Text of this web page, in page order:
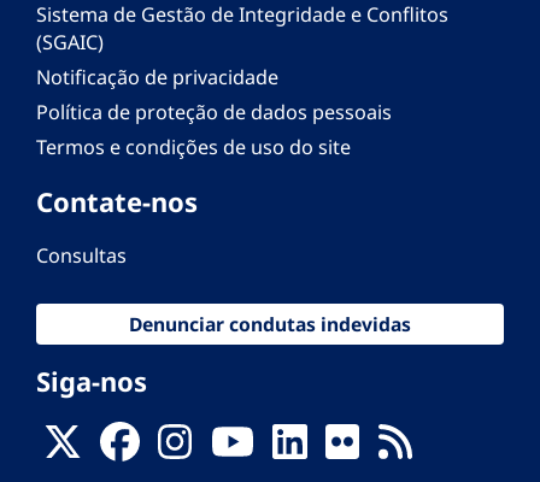
Sistema de Gestão de Integridade e Conflitos
(SGAIC)
Notificação de privacidade
Política de proteção de dados pessoais
Termos e condições de uso do site
Contate-nos
Consultas
Denunciar condutas indevidas
Siga-nos